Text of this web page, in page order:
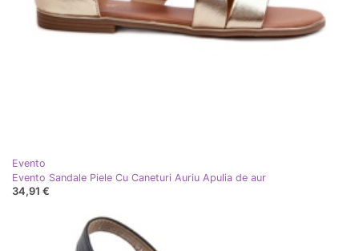
Evento
Evento Sandale Piele Cu Caneturi Auriu Apulia de aur
34,91 €